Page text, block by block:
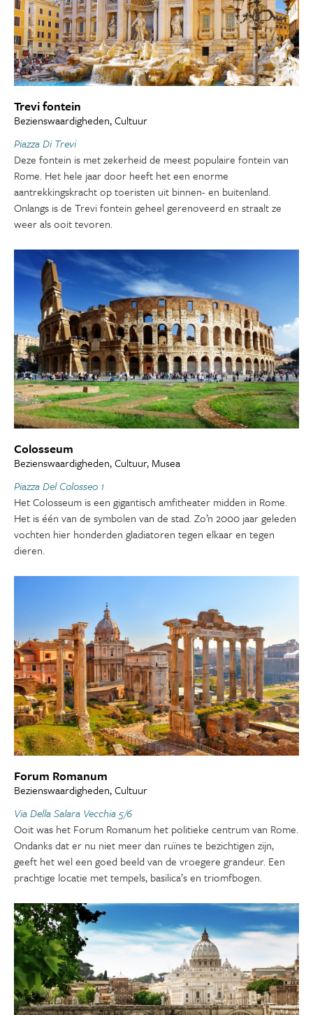
Trevi fontein
Bezienswaardigheden, Cultuur
Piazza Di Trevi
Deze fontein is met zekerheid de meest populaire fontein van
Rome. Het hele jaar door heeft het een enorme
aantrekkingskracht op toeristen uit binnen- en buitenland.
Onlangs is de Trevi fontein geheel gerenoveerd en straalt ze
weer als ooit tevoren.
Colosseum
Bezienswaardigheden, Cultuur, Musea
Piazza Del Colosseo 1
Het Colosseum is een gigantisch amfitheater midden in Rome.
Het is één van de symbolen van de stad. Zo’n 2000 jaar geleden
vochten hier honderden gladiatoren tegen elkaar en tegen
dieren.
Forum Romanum
Bezienswaardigheden, Cultuur
Via Della Salara Vecchia 5/6
Ooit was het Forum Romanum het politieke centrum van Rome.
Ondanks dat er nu niet meer dan ruïnes te bezichtigen zijn,
geeft het wel een goed beeld van de vroegere grandeur. Een
prachtige locatie met tempels, basilica’s en triomfbogen.